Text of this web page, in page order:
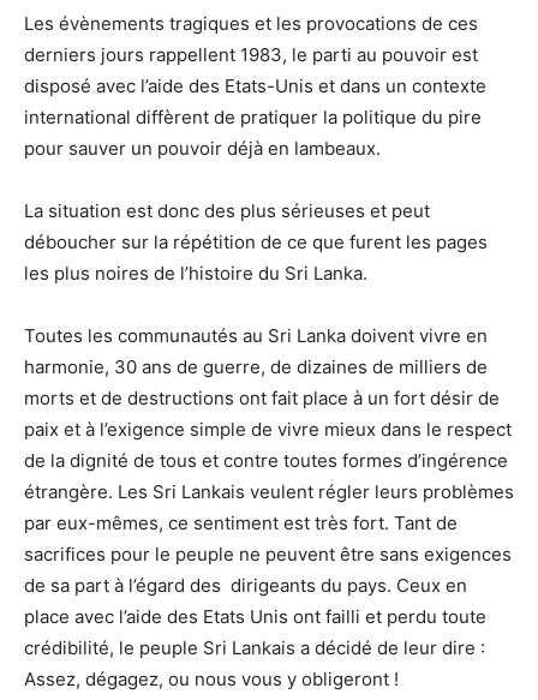
Les évènements tragiques et les provocations de ces
derniers jours rappellent 1983, le parti au pouvoir est
disposé avec l’aide des Etats-Unis et dans un contexte
international diffèrent de pratiquer la politique du pire
pour sauver un pouvoir déjà en lambeaux.
La situation est donc des plus sérieuses et peut
déboucher sur la répétition de ce que furent les pages
les plus noires de l’histoire du Sri Lanka.
Toutes les communautés au Sri Lanka doivent vivre en
harmonie, 30 ans de guerre, de dizaines de milliers de
morts et de destructions ont fait place à un fort désir de
paix et à l’exigence simple de vivre mieux dans le respect
de la dignité de tous et contre toutes formes d’ingérence
étrangère. Les Sri Lankais veulent régler leurs problèmes
par eux-mêmes, ce sentiment est très fort. Tant de
sacrifices pour le peuple ne peuvent être sans exigences
de sa part à l’égard des dirigeants du pays. Ceux en
place avec l’aide des Etats Unis ont failli et perdu toute
crédibilité, le peuple Sri Lankais a décidé de leur dire :
Assez, dégagez, ou nous vous y obligeront !